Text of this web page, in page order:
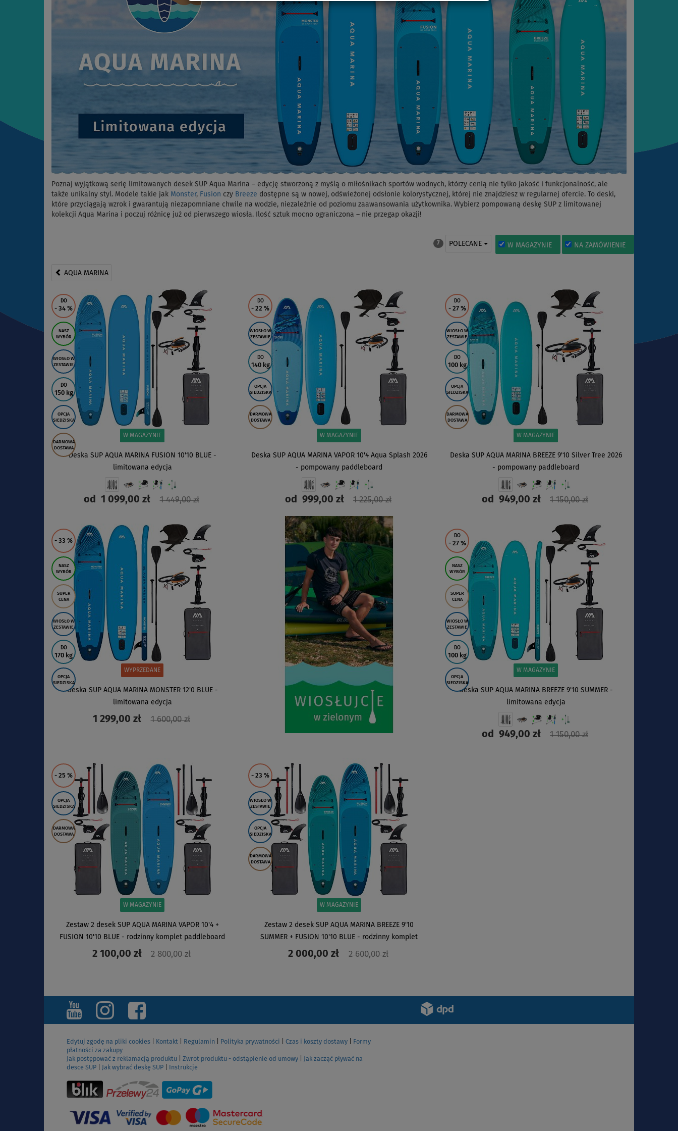
Poznaj wyjątkową serię limitowanych desek SUP Aqua Marina – edycję stworzoną z myślą o miłośnikach sportów wodnych, którzy cenią nie tylko jakość i funkcjonalność, ale
także unikalny styl. Modele takie jak Monster, Fusion czy Breeze dostępne są w nowej, odświeżonej odsłonie kolorystycznej, której nie znajdziesz w regularnej ofercie. To deski,
które przyciągają wzrok i gwarantują niezapomniane chwile na wodzie, niezależnie od poziomu zaawansowania użytkownika. Wybierz pompowaną deskę SUP z limitowanej
kolekcji Aqua Marina i poczuj różnicę już od pierwszego wiosła. Ilość sztuk mocno ograniczona – nie przegap okazji!
7 POLECANE W MAGAZYNIE NA ZAMÓWIENIE
AQUA MARINA
DO
- 34 %
NASZ
WYBÓR
WIOSŁO W
ZESTAWIE
DO
150 kg
OPCJA
SIEDZISKA
DARMOWA
DOSTAWA
W MAGAZYNIE
Deska SUP AQUA MARINA FUSION 10'10 BLUE -
limitowana edycja
od1 099,00 zł 1 449,00 zł
ZOBACZ
DO
- 22 %
WIOSŁO W
ZESTAWIE
DO
140 kg
OPCJA
SIEDZISKA
DARMOWA
DOSTAWA
W MAGAZYNIE
Deska SUP AQUA MARINA VAPOR 10'4 Aqua Splash 2026
- pompowany paddleboard
od 999,00 zł 1 225,00 zł
ZOBACZ
DO
- 27 %
WIOSŁO W
ZESTAWIE
DO
100 kg
OPCJA
SIEDZISKA
DARMOWA
DOSTAWA
W MAGAZYNIE
Deska SUP AQUA MARINA BREEZE 9'10 Silver Tree 2026
- pompowany paddleboard
od 949,00 zł 1 150,00 zł
- 33 %
NASZ
WYBÓR
SUPER
CENA
WIOSŁO W
ZESTAWIE
DO
170 kg
OPCJA
SIEDZISKA
WYPRZEDANE
Deska SUP AQUA MARINA MONSTER 12'0 BLUE -
limitowana edycja
1 299,00 zł 1 600,00 zł
DO
- 27 %
NASZ
WYBÓR
SUPER
CENA
WIOSŁO W
ZESTAWIE
DO
100 kg
OPCJA
SIEDZISKA
W MAGAZYNIE
Deska SUP AQUA MARINA BREEZE 9'10 SUMMER -
limitowana edycja
od 949,00 zł 1 150,00 zł
- 25 %
OPCJA
SIEDZISKA
DARMOWA
DOSTAWA
W MAGAZYNIE
Zestaw 2 desek SUP AQUA MARINA VAPOR 10'4 +
FUSION 10'10 BLUE - rodzinny komplet paddleboard
2 100,00 zł 2 800,00 zł
ZOBACZ
- 23 %
WIOSŁO W
ZESTAWIE
OPCJA
SIEDZISKA
DARMOWA
DOSTAWA
W MAGAZYNIE
Zestaw 2 desek SUP AQUA MARINA BREEZE 9'10
SUMMER + FUSION 10'10 BLUE - rodzinny komplet
paddleboard
2 000,00 zł 2 600,00 zł
ZOBACZ
Edytuj zgodę na pliki cookies Kontakt Regulamin Polityka prywatności Czas i koszty dostawy
Formy
płatności za zakupy
Jak postępować z reklamacją produktu
Zwrot produktu - odstąpienie od umowy
Jak zacząć pływać na
desce SUP
Jak wybrać deskę SUP Instrukcje